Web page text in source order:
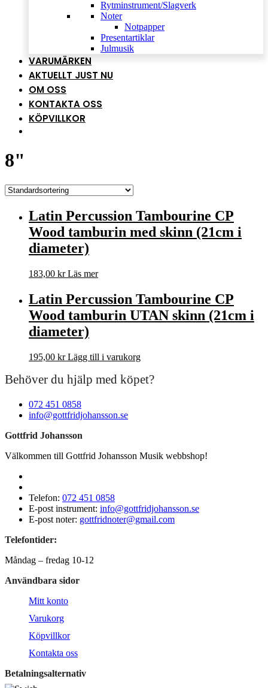
Rytminstrument/Slagverk
Noter
Notpapper
Presentartiklar
Julmusik
VARUMÄRKEN
AKTUELLT JUST NU
OM OSS
KONTAKTA OSS
KÖPVILLKOR
8"
Latin Percussion Tambourine CP
Wood tamburin med skinn (21cm i
diameter)
183,00 kr Läs mer
Latin Percussion Tambourine CP
Wood tamburin UTAN skinn (21cm i
diameter)
195,00 kr Lägg till i varukorg
Behöver du hjälp med köpet?
072 451 0858
info@gottfridjohansson.se
Gottfrid Johansson
Välkommen till Gottfrid Johansson Musik webbshop!
Telefon: 072 451 0858
E-post instrument: info@gottfridjohansson.se
E-post noter: gottfridnoter@gmail.com
Telefontider:
Måndag – fredag 10-12
Användbara sidor
Mitt konto
Varukorg
Köpvillkor
Kontakta oss
Betalningsalternativ